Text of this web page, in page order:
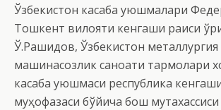
Ўзбекистон касаба уюшмалари
Тошкент вилояти кенгаши раиси
Ў.Рашидов, Ўзбекистон металлургия
машинасозлик саноати тармоқлари
касаба уюшмаси республика
муҳофазаси бўйича бош